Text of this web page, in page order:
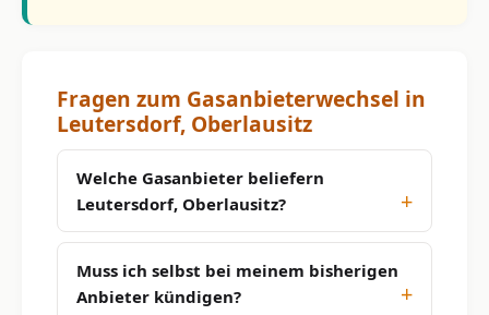
Fragen zum Gasanbieterwechsel in
Leutersdorf, Oberlausitz
Welche Gasanbieter beliefern
Leutersdorf, Oberlausitz?
Muss ich selbst bei meinem bisherigen
Anbieter kündigen?